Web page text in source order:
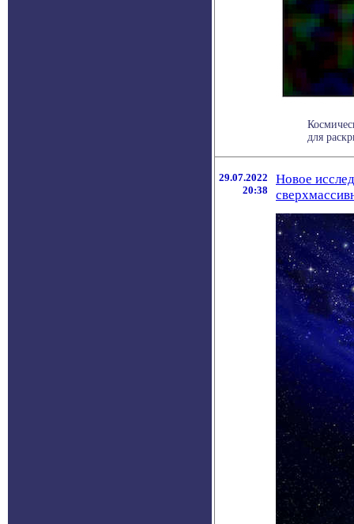
для
29.07.2022
20:38
Новое